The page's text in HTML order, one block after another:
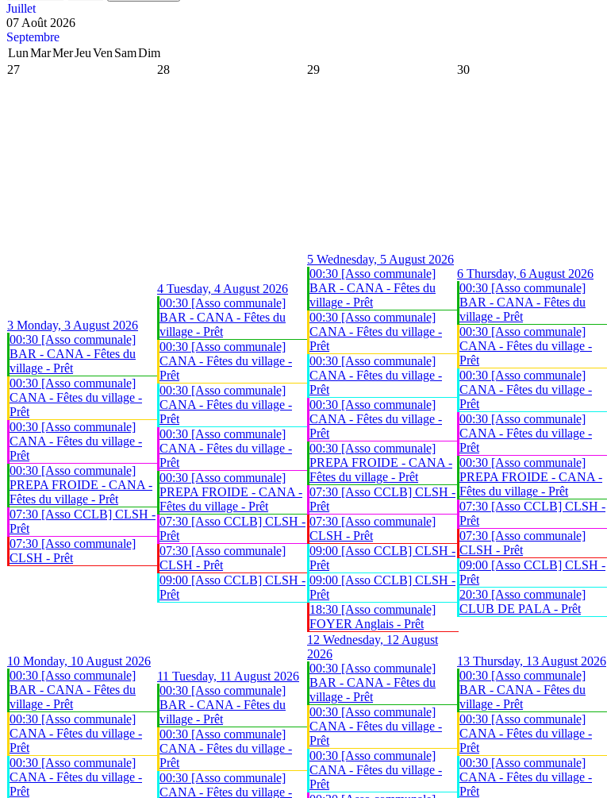
Juillet
07 Août 2026
Septembre
LunMarMerJeuVen SamDim
27
28 29 30
3 Monday, 3 August 2026
00:30 [Asso communale]
BAR - CANA - Fêtes du
village - Prêt
00:30 [Asso communale]
CANA - Fêtes du village -
Prêt
00:30 [Asso communale]
CANA - Fêtes du village -
Prêt
00:30 [Asso communale]
PREPA FROIDE - CANA -
Fêtes du village - Prêt
07:30 [Asso CCLB] CLSH -
Prêt
07:30 [Asso communale]
CLSH - Prêt
4 Tuesday, 4 August 2026
00:30 [Asso communale]
BAR - CANA - Fêtes du
village - Prêt
00:30 [Asso communale]
CANA - Fêtes du village -
Prêt
00:30 [Asso communale]
CANA - Fêtes du village -
Prêt
00:30 [Asso communale]
CANA - Fêtes du village -
Prêt
00:30 [Asso communale]
PREPA FROIDE - CANA -
Fêtes du village - Prêt
07:30 [Asso CCLB] CLSH -
Prêt
07:30 [Asso communale]
CLSH - Prêt
09:00 [Asso CCLB] CLSH -
Prêt
5 Wednesday, 5 August 2026
00:30 [Asso communale]
BAR - CANA - Fêtes du
village - Prêt
00:30 [Asso communale]
CANA - Fêtes du village -
Prêt
00:30 [Asso communale]
CANA - Fêtes du village -
Prêt
00:30 [Asso communale]
CANA - Fêtes du village -
Prêt
00:30 [Asso communale]
PREPA FROIDE - CANA -
Fêtes du village - Prêt
07:30 [Asso CCLB] CLSH -
Prêt
07:30 [Asso communale]
CLSH - Prêt
09:00 [Asso CCLB] CLSH -
Prêt
09:00 [Asso CCLB] CLSH -
Prêt
18:30 [Asso communale]
FOYER Anglais - Prêt
6 Thursday, 6 August 2026
00:30 [Asso communale]
BAR - CANA - Fêtes du
village - Prêt
00:30 [Asso communale]
CANA - Fêtes du village -
Prêt
00:30 [Asso communale]
CANA - Fêtes du village -
Prêt
00:30 [Asso communale]
CANA - Fêtes du village -
Prêt
00:30 [Asso communale]
PREPA FROIDE - CANA -
Fêtes du village - Prêt
07:30 [Asso CCLB] CLSH -
Prêt
07:30 [Asso communale]
CLSH - Prêt
09:00 [Asso CCLB] CLSH -
Prêt
20:30 [Asso communale]
CLUB DE PALA - Prêt
10 Monday, 10 August 2026
00:30 [Asso communale]
BAR - CANA - Fêtes du
village - Prêt
00:30 [Asso communale]
CANA - Fêtes du village -
Prêt
00:30 [Asso communale]
CANA - Fêtes du village -
Prêt
11 Tuesday, 11 August 2026
00:30 [Asso communale]
BAR - CANA - Fêtes du
village - Prêt
00:30 [Asso communale]
CANA - Fêtes du village -
Prêt
00:30 [Asso communale]
CANA - Fêtes du village -
12 Wednesday, 12 August
2026
00:30 [Asso communale]
BAR - CANA - Fêtes du
village - Prêt
00:30 [Asso communale]
CANA - Fêtes du village -
Prêt
00:30 [Asso communale]
CANA - Fêtes du village -
Prêt
13 Thursday, 13 August 2026
00:30 [Asso communale]
BAR - CANA - Fêtes du
village - Prêt
00:30 [Asso communale]
CANA - Fêtes du village -
Prêt
00:30 [Asso communale]
CANA - Fêtes du village -
Prêt